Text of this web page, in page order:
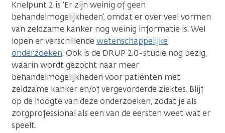
Knelpunt 2 is ‘Er zijn weinig of geen
behandelmogelijkheden’, omdat er over veel vormen
van zeldzame kanker nog weinig informatie is. Wel
lopen er verschillende wetenschappelijke
onderzoeken. Ook is de DRUP 2.0-studie nog bezig,
waarin wordt gezocht naar meer
behandelmogelijkheden voor patiënten met
zeldzame kanker en/of vergevorderde ziektes. Blijf
op de hoogte van deze onderzoeken, zodat je als
zorgprofessional als een van de eersten weet wat er
speelt.